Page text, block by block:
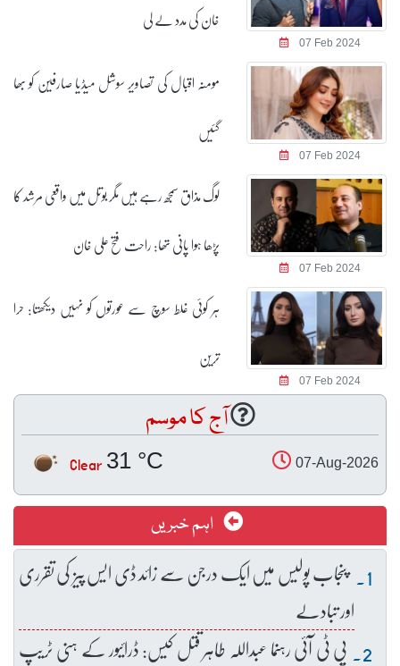
خان کی مدد لے لی
مومنہ اقبال کی تصاویر سوشل میڈیا صارفین کو بھا
گئیں
لوگ مذاق سمجھ رہے ہیں مگر بوتل میں واقعی مرشد کا
پڑھا ہوا پانی تھا: راحت فتح علی خان
ہر کوئی غلط سوچ سے عورتوں کو نہیں دیکھتا: حرا
ترین
آج کا موسم
میں ایک درجن سے زائد ڈی ایس پیز کی تقرری
عبداللہ طاہر قتل کیس: ڈرائیور کے ہنی ٹریپ